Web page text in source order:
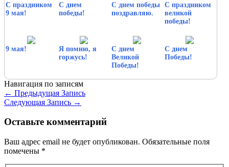
С праздником
9 мая!
С днем
победы!
С днем победы
поздравляю.
С праздником
великой
победы!
9 мая!
Я помню, я
горжусь!
С днем
Великой
Победы!
С днем
Победы!
Навигация по записям
← Предыдущая Запись
Следующая Запись →
Оставьте комментарий
Ваш адрес email не будет опубликован. Обязательные поля
помечены *